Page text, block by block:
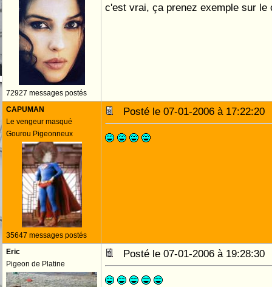
72927 messages postés
c'est vrai, ça prenez exemple sur le
CAPUMAN
Le vengeur masqué
Gourou Pigeonneux
35647 messages postés
Posté le 07-01-2006 à
Eric
Pigeon de Platine
Posté le 07-01-2006 à